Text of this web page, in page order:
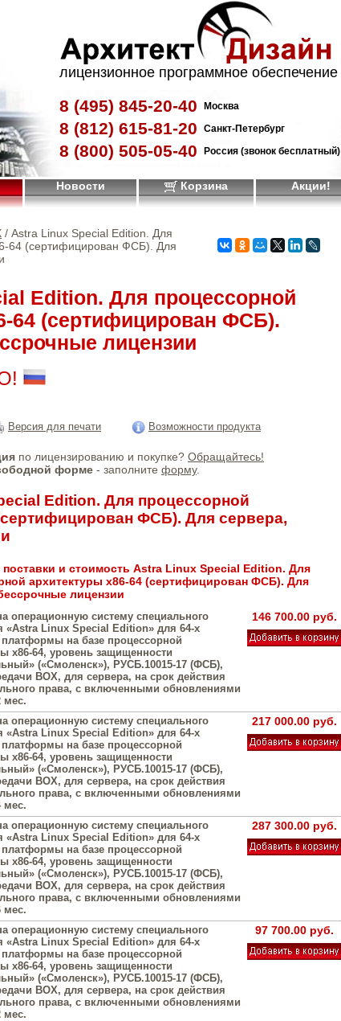
лицензионное программное обеспечение
8 (495) 845-20-40 Москва
8 (812) 615-81-20 Санкт-Петербург
8 (800) 505-05-40 Россия (звонок бесплатный)
Новости Корзина Акции!
/ Astra Linux Special Edition. Для
64 (сертифицирован ФСБ). Для
Edition. Для процессорной
64 (сертифицирован ФСБ).
лицензии
Версия для печати Возможности продукта
по лицензированию и покупке? Обращайтесь!
форме - заполните форму.
Edition. Для процессорной
ФСБ). Для сервера,
и стоимость Astra Linux Special Edition. Для
архитектуры х86-64 (сертифицирован ФСБ). Для
лицензии
операционную систему специального
«Astra Linux Special Edition» для 64-х
платформы на базе процессорной
х86-64, уровень защищенности
(«Смоленск»), РУСБ.10015-17 (ФСБ),
BOX, для сервера, на срок действия
права, с включенными обновлениями
мес.
146 700.00 руб.
операционную систему специального
«Astra Linux Special Edition» для 64-х
платформы на базе процессорной
х86-64, уровень защищенности
(«Смоленск»), РУСБ.10015-17 (ФСБ),
BOX, для сервера, на срок действия
права, с включенными обновлениями
мес.
217 000.00 руб.
операционную систему специального
«Astra Linux Special Edition» для 64-х
платформы на базе процессорной
х86-64, уровень защищенности
(«Смоленск»), РУСБ.10015-17 (ФСБ),
BOX, для сервера, на срок действия
права, с включенными обновлениями
мес.
287 300.00 руб.
операционную систему специального
«Astra Linux Special Edition» для 64-х
платформы на базе процессорной
х86-64, уровень защищенности
(«Смоленск»), РУСБ.10015-17 (ФСБ),
BOX, для сервера, на срок действия
права, с включенными обновлениями
мес.
97 700.00 руб.